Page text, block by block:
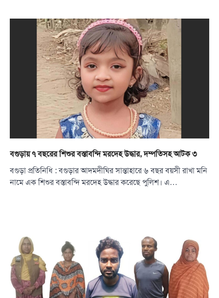
বগুড়ায় ৭ বছরের শিশুর বস্তাবন্দি মরদেহ উদ্ধার, দম্পতিসহ আটক ৩
বগুড়া প্রতিনিধি : বগুড়ার আদমদীঘির সান্তাহারে ৬ বছর বয়সী রাখা মনি
নামে এক শিশুর বস্তাবন্দি মরদেহ উদ্ধার করেছে পুলিশ। এ…